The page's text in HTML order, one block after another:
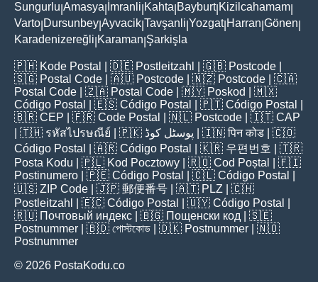
Sungurlu Amasya İmranli Kahta Bayburt| Kizilcahamam
Varto Dursunbey Ayvacik Tavşanli Yozgat| Harran Gönen
Karadenizereğli Karaman Şarkişla
🇵🇭 Kode Postal | 🇩🇪 Postleitzahl | 🇬🇧 Postcode
🇸🇬 Postal Code | 🇦🇺 Postcode | 🇳🇿 Postcode | 🇨🇦
Postal Code | 🇿🇦 Postal Code | 🇲🇾 Poskod
| 🇲🇽
Código Postal
| 🇪🇸 Código Postal | 🇵🇹 Código Postal
🇧🇷 CEP | 🇫🇷 Code Postal | 🇳🇱 Postcode | 🇮🇹 CAP
| 🇹🇭 รหัสไปรษณีย์ | 🇵🇰 پوسٹل کوڈ | 🇮🇳पिन कोड | 🇨🇴
Código Postal
| 🇦🇷 Código Postal | 🇰🇷 우편번호
| 🇹🇷
Posta Kodu | 🇵🇱 Kod Pocztowy | 🇷🇴 Cod Poștal
| 🇫🇮
Postinumero | 🇵🇪 Código Postal | 🇨🇱 Código Postal
🇺🇸 ZIP Code | 🇯🇵 郵便番号 | 🇦🇹 PLZ | 🇨🇭
Postleitzahl
| 🇪🇨 Código Postal | 🇺🇾 Código Postal
🇷🇺 Почтовый индекс | 🇧🇬 Пощенски код | 🇸🇪
Postnummer | 🇧🇩 পোস্টকোড | 🇩🇰 Postnummer | 🇳🇴
Postnummer
© 2026 PostaKodu.co